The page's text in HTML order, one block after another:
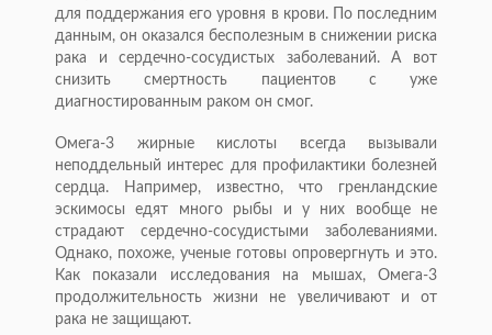
для поддержания его уровня в крови. По последним
данным, он оказался бесполезным в снижении риска
рака и сердечно-сосудистых заболеваний. А вот
снизить смертность пациентов с уже
диагностированным раком он смог.
Омега-3 жирные кислоты всегда вызывали
неподдельный интерес для профилактики болезней
сердца. Например, известно, что гренландские
эскимосы едят много рыбы и у них вообще не
страдают сердечно-сосудистыми заболеваниями.
Однако, похоже, ученые готовы опровергнуть и это.
Как показали исследования на мышах, Омега-3
продолжительность жизни не увеличивают и от
рака не защищают.